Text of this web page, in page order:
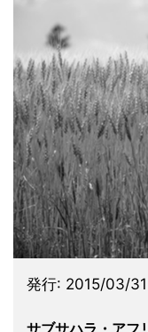
発行: 2015/03/
サブサハラ・アフ